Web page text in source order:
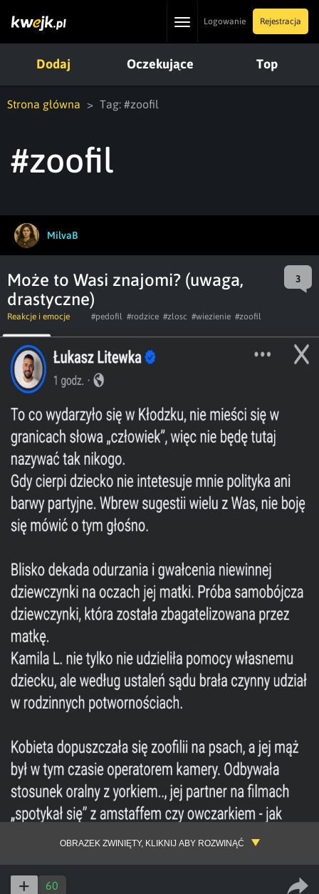
ToggleLogowanie Rejestracja
Dodaj Oczekujące Top
Strona główna Tag: #zoofil
#zoofil
MilvaB
Może to Wasi znajomi? (uwaga,
drastyczne)
3
Reakcje i emocje #pedofil #rodzice #zlosc #wiezienie #zoofil
OBRAZEK ZWINIĘTY, KLIKNIJ ABY ROZWINĄĆ
60